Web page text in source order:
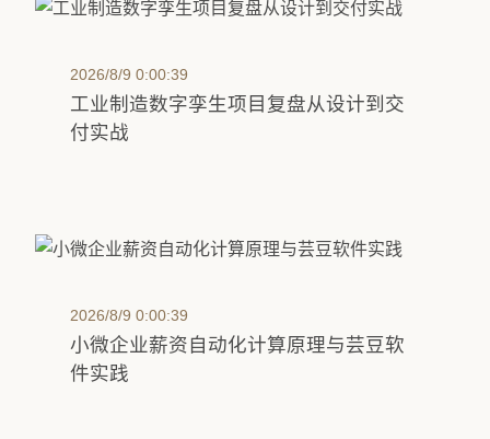
2026/8/9 0:00:39
工业制造数字孪生项目复盘从设计到交
付实战
2026/8/9 0:00:39
小微企业薪资自动化计算原理与芸豆软
件实践